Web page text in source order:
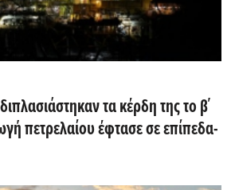
τα κέρδη της το β΄
πετρελαίου έφτασε σε επίπεδα-